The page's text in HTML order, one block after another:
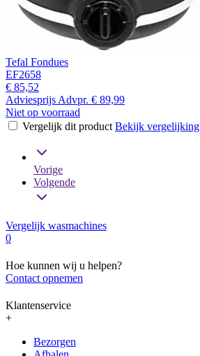
Tefal Fondues
EF2658
€ 85,52
Adviesprijs Advpr. € 89,99
Niet op voorraad
Vergelijk dit product Bekijk vergelijking
Vorige
Volgende
Vergelijk wasmachines
0
Hoe kunnen wij u helpen?
Contact opnemen
Klantenservice
+
Bezorgen